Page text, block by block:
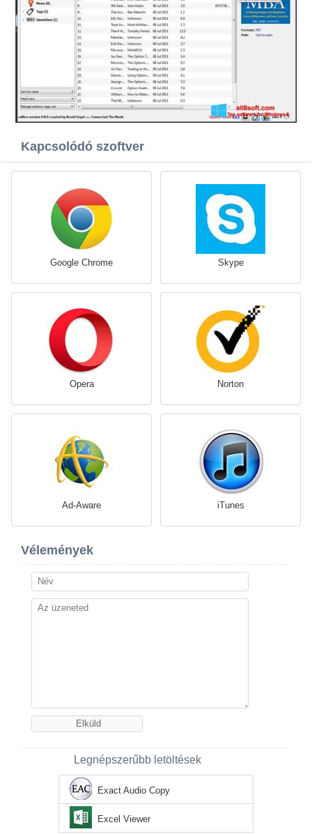
Kapcsolódó szoftver
Google Chrome Skype
Opera Norton
Ad-Aware iTunes
Vélemények
Legnépszerűbb letöltések
Exact Audio Copy
Excel Viewer